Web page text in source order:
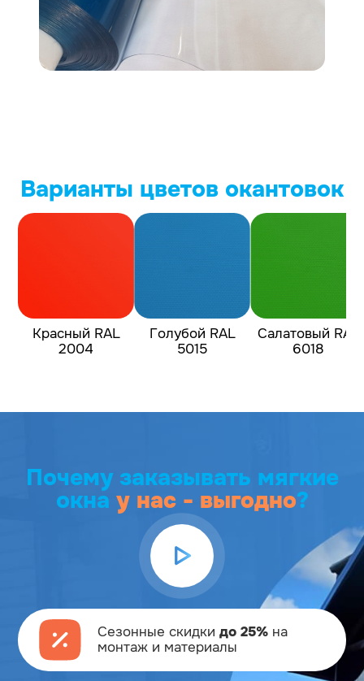
Варианты цветов окантовок
Красный RAL
2004
Голубой RAL
5015
Салатовый RAL
6018
Почему заказывать мягкие
окна у нас - выгодно?
Сезонные скидки до 25% на
монтаж и материалы